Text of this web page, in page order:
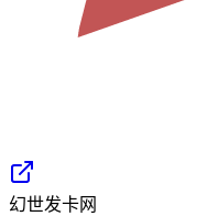
幻世发卡网